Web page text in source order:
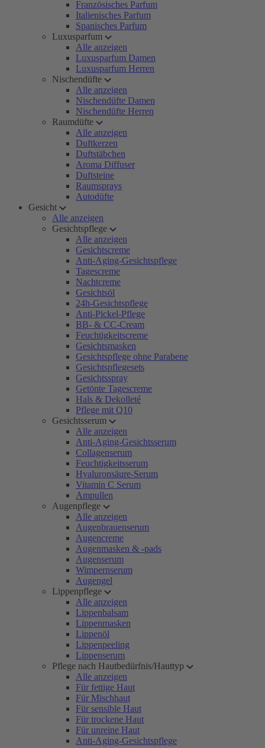
Französisches Parfum
Italienisches Parfum
Spanisches Parfum
Luxusparfum
Alle anzeigen
Luxusparfum Damen
Luxusparfum Herren
Nischendüfte
Alle anzeigen
Nischendüfte Damen
Nischendüfte Herren
Raumdüfte
Alle anzeigen
Duftkerzen
Duftstäbchen
Aroma Diffuser
Duftsteine
Raumsprays
Autodüfte
Gesicht
Alle anzeigen
Gesichtspflege
Alle anzeigen
Gesichtscreme
Anti-Aging-Gesichtspflege
Tagescreme
Nachtcreme
Gesichtsöl
24h-Gesichtspflege
Anti-Pickel-Pflege
BB- & CC-Cream
Feuchtigkeitscreme
Gesichtsmasken
Gesichtspflege ohne Parabene
Gesichtspflegesets
Gesichtsspray
Getönte Tagescreme
Hals & Dekolleté
Pflege mit Q10
Gesichtsserum
Alle anzeigen
Anti-Aging-Gesichtsserum
Collagenserum
Feuchtigkeitsserum
Hyaluronsäure-Serum
Vitamin C Serum
Ampullen
Augenpflege
Alle anzeigen
Augenbrauenserum
Augencreme
Augenmasken & -pads
Augenserum
Wimpernserum
Augengel
Lippenpflege
Alle anzeigen
Lippenbalsam
Lippenmasken
Lippenöl
Lippenpeeling
Lippenserum
Pflege nach Hautbedürfnis/Hauttyp
Alle anzeigen
Für fettige Haut
Für Mischhaut
Für sensible Haut
Für trockene Haut
Für unreine Haut
Anti-Aging-Gesichtspflege